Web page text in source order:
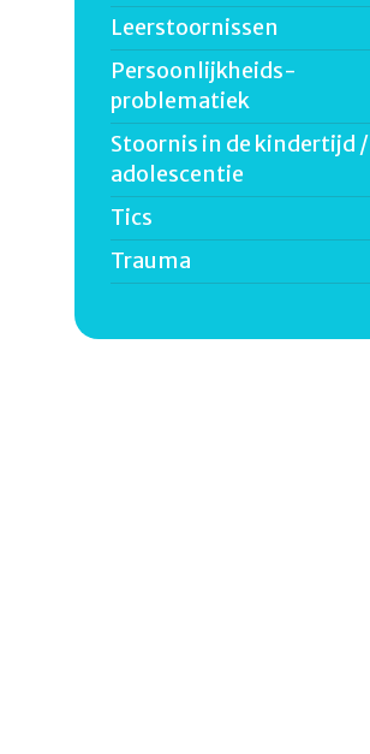
Leerstoornissen
Persoonlijkheids­
problematiek
Stoornis in de kindertijd /
adolescentie
Tics
Trauma